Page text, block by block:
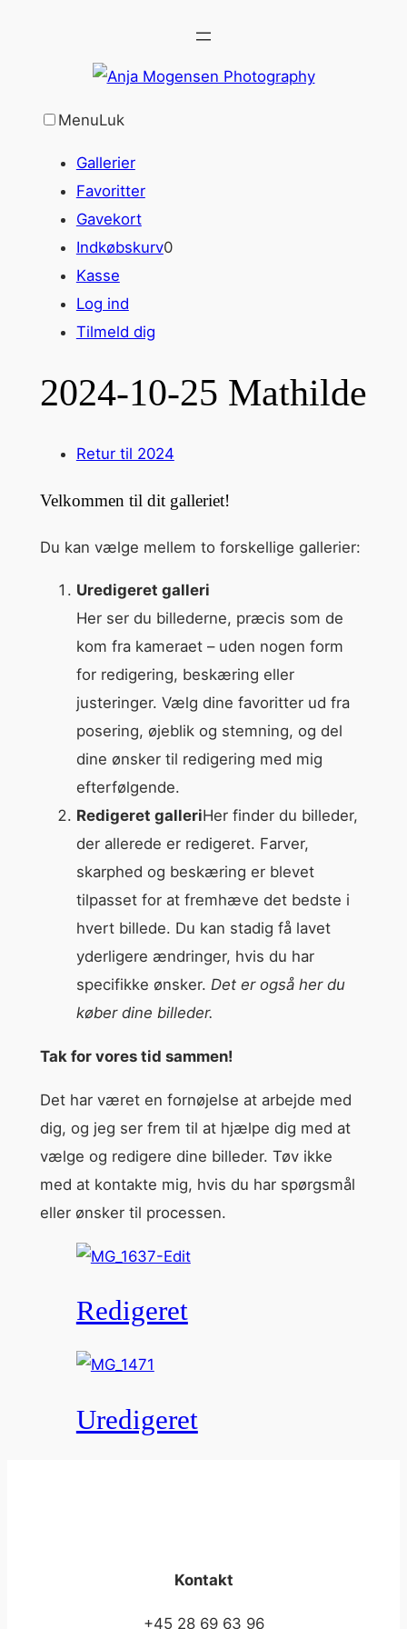
MenuLuk
Gallerier
Favoritter
Gavekort
Indkøbskurv0
Kasse
Log ind
Tilmeld dig
2024-10-25 Mathilde
Retur til 2024
Velkommen til dit galleriet!
Du kan vælge mellem to forskellige gallerier:
Uredigeret galleri
Her ser du billederne, præcis som de
kom fra kameraet – uden nogen form
for redigering, beskæring eller
justeringer. Vælg dine favoritter ud fra
posering, øjeblik og stemning, og del
dine ønsker til redigering med mig
efterfølgende.
Redigeret galleriHer finder du billeder,
der allerede er redigeret. Farver,
skarphed og beskæring er blevet
tilpasset for at fremhæve det bedste i
hvert billede. Du kan stadig få lavet
yderligere ændringer, hvis du har
specifikke ønsker. Det er også her du
køber dine billeder.
Tak for vores tid sammen!
Det har været en fornøjelse at arbejde med
dig, og jeg ser frem til at hjælpe dig med at
vælge og redigere dine billeder. Tøv ikke
med at kontakte mig, hvis du har spørgsmål
eller ønsker til processen.
Redigeret
Uredigeret
Kontakt
+45 28 69 63 96